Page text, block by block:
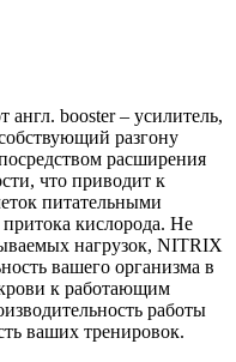
booster – усилитель,
разгону
расширения
что приводит к
питательными
кислорода. Не
нагрузок, NITRIX
вашего организма в
к работающим
работы
ваших тренировок.